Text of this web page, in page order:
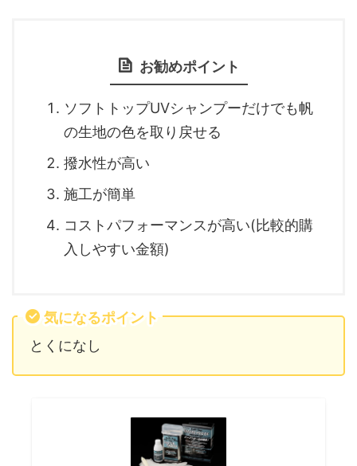
お勧めポイント
ソフトトップUVシャンプーだけでも帆
の生地の色を取り戻せる
撥水性が高い
施工が簡単
コストパフォーマンスが高い(比較的購
入しやすい金額)
気になるポイント
とくになし